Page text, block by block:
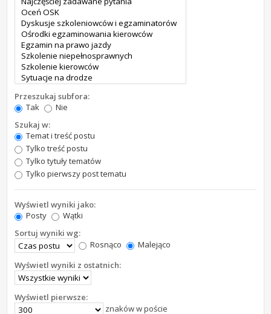
Przeszukaj subfora:
Tak
Nie
Szukaj w:
Temat i treść postu
Tylko treść postu
Tylko tytuły tematów
Tylko pierwszy post tematu
Wyświetl wyniki jako:
Posty
Wątki
Sortuj wyniki wg:
Rosnąco
Malejąco
Wyświetl wyniki z ostatnich:
Wyświetl pierwsze:
znaków w poście